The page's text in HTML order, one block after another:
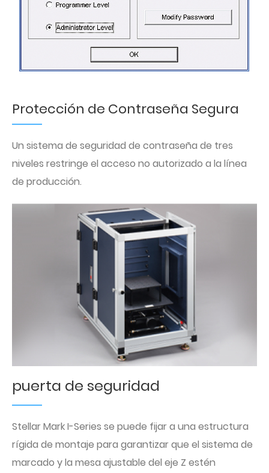
Protección de Contraseña Segura
Un sistema de seguridad de contraseña de tres
niveles restringe el acceso no autorizado a la línea
de producción.
puerta de seguridad
Stellar Mark I-Series se puede fijar a una estructura
rígida de montaje para garantizar que el sistema de
marcado y la mesa ajustable del eje Z estén